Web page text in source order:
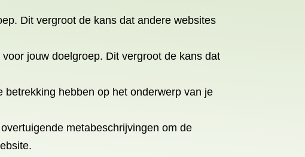
Dit vergroot de kans dat andere websites
jouw doelgroep. Dit vergroot de kans dat
hebben op het onderwerp van je
metabeschrijvingen om de